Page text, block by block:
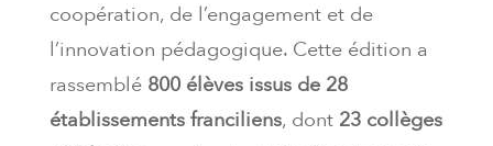
coopération, de l’engagement et de
l’innovation pédagogique. Cette édition a
rassemblé 800 élèves issus de 28
établissements franciliens, dont 23 collèges